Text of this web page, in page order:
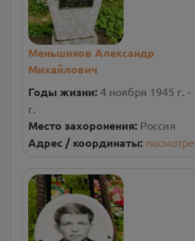
Меньшиков Александр
Михайлович
Годы жизни: 4 ноября 1945 г. -
г.
Место захоронения: Россия
Адрес / координаты: